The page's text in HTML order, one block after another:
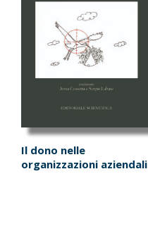
Il dono nelle
organizzazioni aziendali